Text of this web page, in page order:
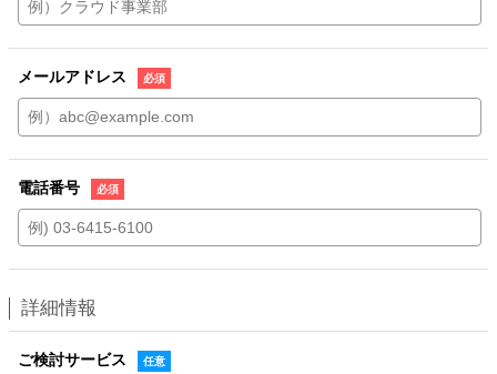
メールアドレス
電話番号
詳細情報
ご検討サービス